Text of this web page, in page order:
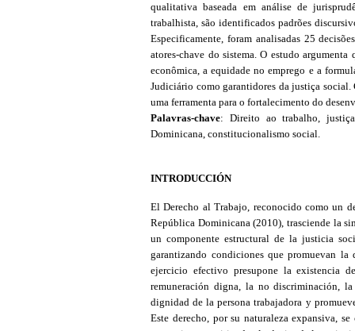
qualitativa baseada em análise de
trabalhista, são identificados padrões
Especificamente, foram analisadas 25
atores-chave do sistema. O estudo
econômica, a equidade no emprego e a
Judiciário como garantidores da justiça
uma ferramenta para o fortalecimento do
Palavras-chave: Direito ao trabalho,
Dominicana, constitucionalismo social.
INTRODUCCIÓN
El Derecho al Trabajo, reconocido como un
República Dominicana (2010), trasciende la
un componente estructural de la justicia
garantizando condiciones que promuevan
ejercicio efectivo presupone la existencia
remuneración digna, la no discriminación,
dignidad de la persona trabajadora y
Este derecho, por su naturaleza expansiva,